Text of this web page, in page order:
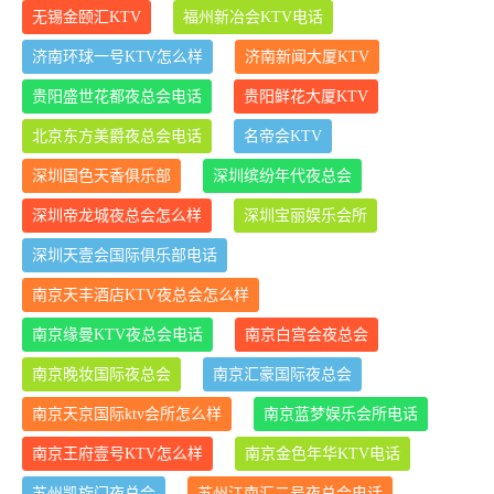
无锡金颐汇KTV 福州新冶会KTV电话
济南环球一号KTV怎么样 济南新闻大厦KTV
贵阳盛世花都夜总会电话 贵阳鲜花大厦KTV
北京东方美爵夜总会电话 名帝会KTV
深圳国色天香俱乐部 深圳缤纷年代夜总会
深圳帝龙城夜总会怎么样 深圳宝丽娱乐会所
深圳天壹会国际俱乐部电话
南京天丰酒店KTV夜总会怎么样
南京缘曼KTV夜总会电话 南京白宫会夜总会
南京晚妆国际夜总会 南京汇豪国际夜总会
南京天京国际ktv会所怎么样 南京蓝梦娱乐会所电话
南京王府壹号KTV怎么样 南京金色年华KTV电话